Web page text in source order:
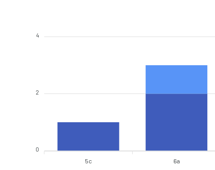
4
2
0
5c 6a